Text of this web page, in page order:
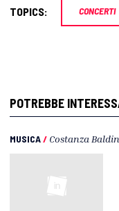
TOPICS: CONCERTI
POTREBBE
MUSICA/ Costanza